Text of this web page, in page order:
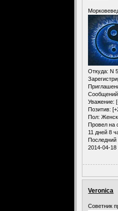
Откуда: N
Уважение:
Позитив:
Пол:
Провел на
11 дней 8
Последний
2014-04-18
Veronica
Советник